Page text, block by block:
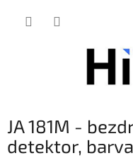
JA 181M -
detektor,